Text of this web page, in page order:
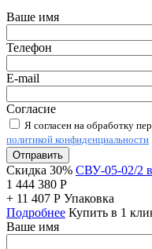
Ваше имя
Телефон
E-mail
Согласие
Я согласен на обработку
политикой конфиденциальности
Отправить
Скидка 30% СВУ-05-02/2
1 444 380 Р
+ 11 407 Р Упаковка
Подробнее Купить в 1
Ваше имя